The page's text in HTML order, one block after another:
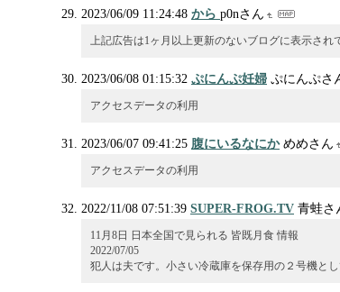
2023/06/09 11:24:48 から p0nさん
上記広告は1ヶ月以上更新のないブログに表示され
2023/06/08 01:15:32 ぷにんぷ妊婦 ぷにんぷさ
アクセスデータの利用
2023/06/07 09:41:25 腹にいるなにか めめさん
アクセスデータの利用
2022/11/08 07:51:39 SUPER-FROG.TV 青蛙さ
11月8日 日本全国で見られる 皆既月食 情報
2022/07/05
犯人は夫です。小さい冷蔵庫を保存用の２号機と